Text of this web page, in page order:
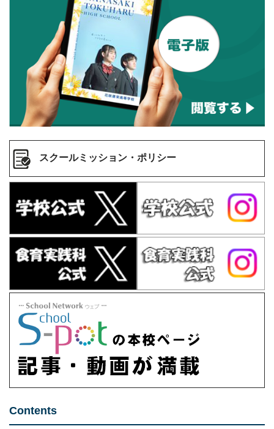
スクールミッション・ポリシー
Contents